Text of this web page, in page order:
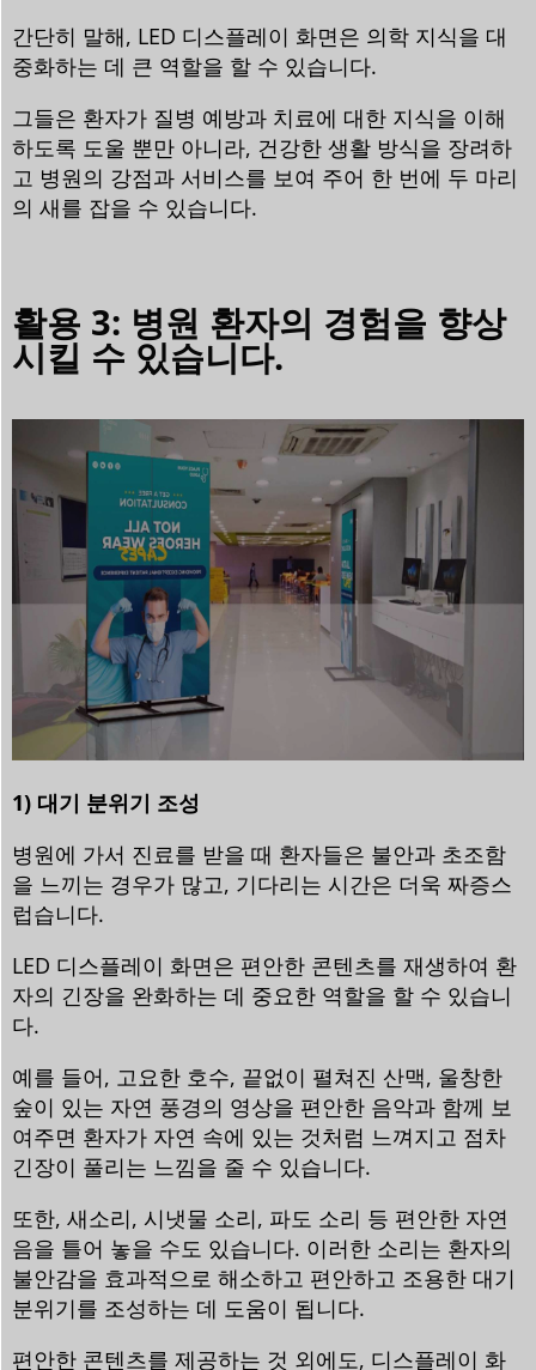
간단히 말해, LED 디스플레이 화면은 의학 지식을 대
중화하는 데 큰 역할을 할 수 있습니다.
그들은 환자가 질병 예방과 치료에 대한 지식을 이해
하도록 도울 뿐만 아니라, 건강한 생활 방식을 장려하
고 병원의 강점과 서비스를 보여 주어 한 번에 두 마리
의 새를 잡을 수 있습니다.
활용 3: 병원 환자의 경험을 향상
시킬 수 있습니다.
1) 대기 분위기 조성
병원에 가서 진료를 받을 때 환자들은 불안과 초조함
을 느끼는 경우가 많고, 기다리는 시간은 더욱 짜증스
럽습니다.
LED 디스플레이 화면은 편안한 콘텐츠를 재생하여 환
자의 긴장을 완화하는 데 중요한 역할을 할 수 있습니
다.
예를 들어, 고요한 호수, 끝없이 펼쳐진 산맥, 울창한
숲이 있는 자연 풍경의 영상을 편안한 음악과 함께 보
여주면 환자가 자연 속에 있는 것처럼 느껴지고 점차
긴장이 풀리는 느낌을 줄 수 있습니다.
또한, 새소리, 시냇물 소리, 파도 소리 등 편안한 자연
음을 틀어 놓을 수도 있습니다. 이러한 소리는 환자의
불안감을 효과적으로 해소하고 편안하고 조용한 대기
분위기를 조성하는 데 도움이 됩니다.
편안한 콘텐츠를 제공하는 것 외에도, 디스플레이 화